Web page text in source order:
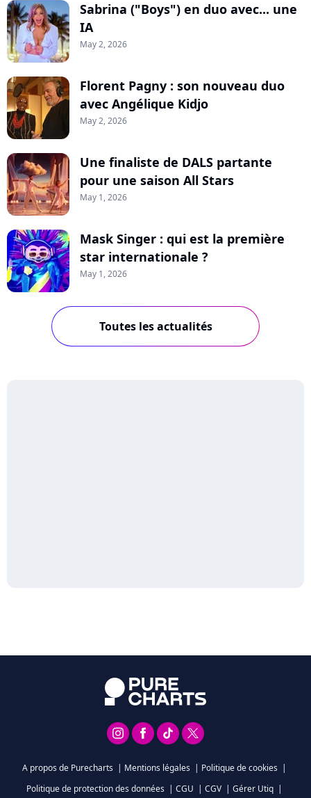
Sabrina ("Boys") en duo avec... une
IA
May 2, 2026
Florent Pagny : son nouveau duo
avec Angélique Kidjo
May 2, 2026
Une finaliste de DALS partante
pour une saison All Stars
May 1, 2026
Mask Singer : qui est la première
star internationale ?
May 1, 2026
Toutes les actualités
A propos de Purecharts | Mentions légales | Politique de cookies |
Politique de protection des données | CGU | CGV | Gérer Utiq |